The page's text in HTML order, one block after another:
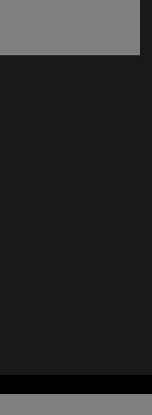
nueva ventana)
nueva ventana)